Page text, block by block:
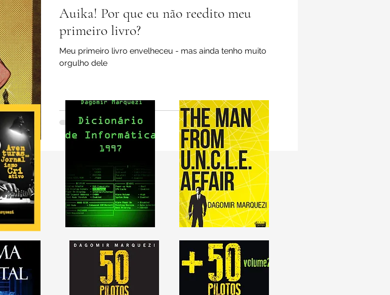
Auika! Por que eu não reedito meu
primeiro livro?
Meu primeiro livro envelheceu - mas ainda tenho muito
orgulho dele